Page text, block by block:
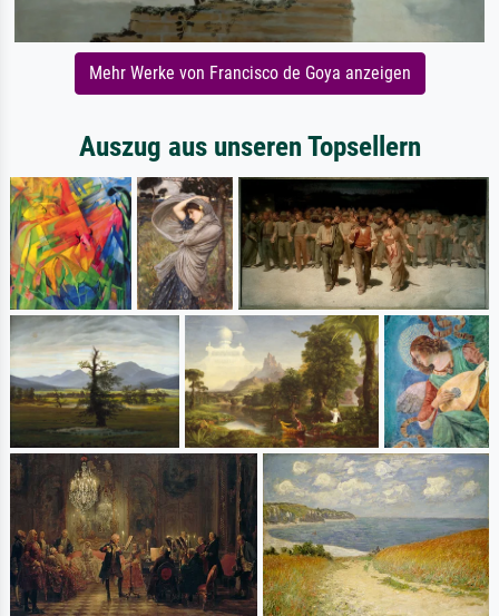
Mehr Werke von Francisco de Goya anzeigen
Auszug aus unseren Topsellern